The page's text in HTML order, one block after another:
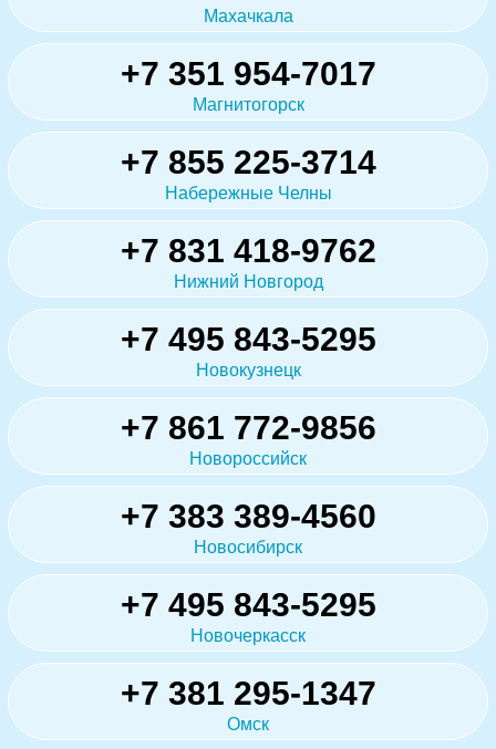
Махачкала
+7 351 954-7017
Магнитогорск
+7 855 225-3714
Набережные Челны
+7 831 418-9762
Нижний Новгород
+7 495 843-5295
Новокузнецк
+7 861 772-9856
Новороссийск
+7 383 389-4560
Новосибирск
+7 495 843-5295
Новочеркасск
+7 381 295-1347
Омск